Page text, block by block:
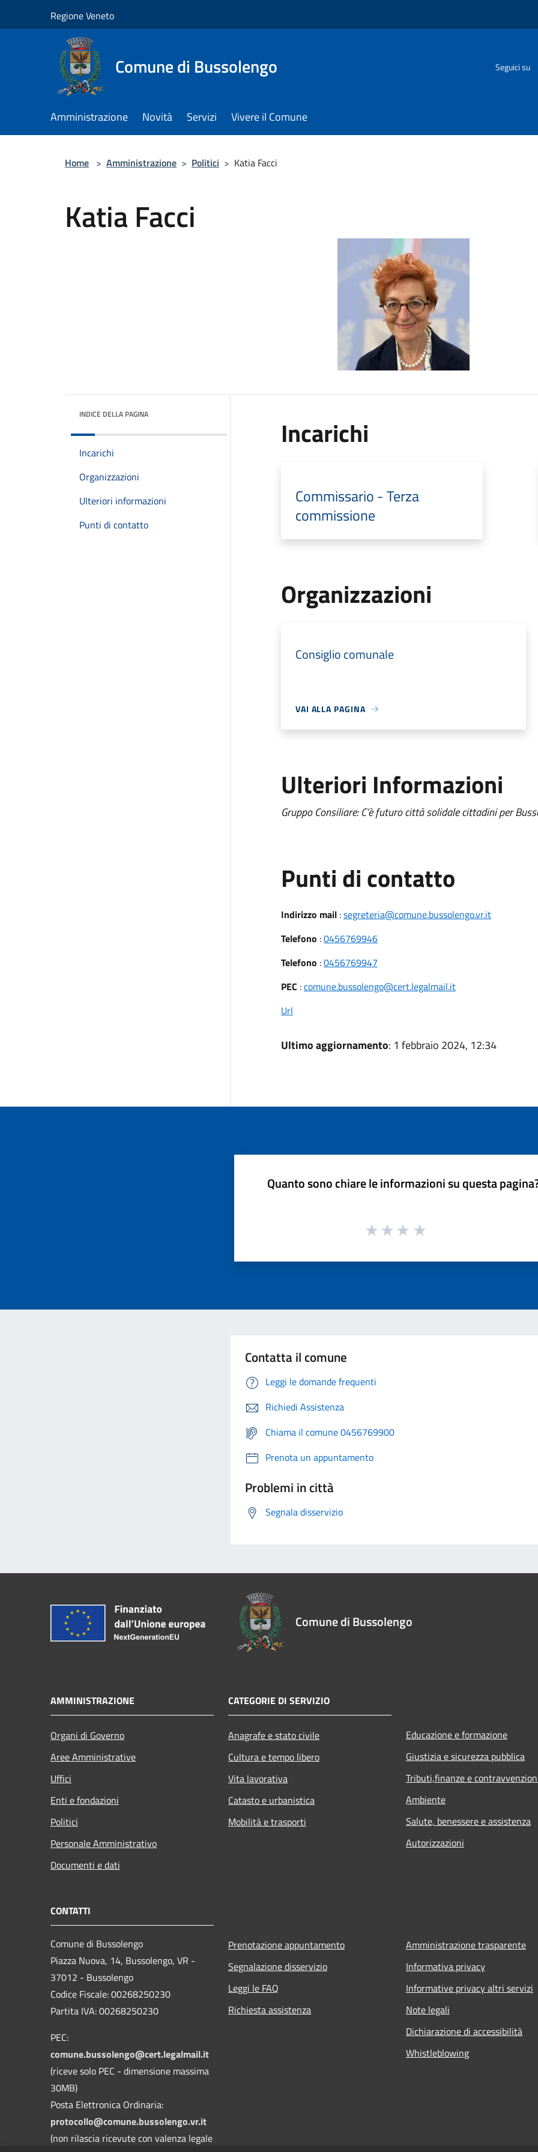
Regione Veneto
Comune di Bussolengo Seguici su
Amministrazione Novità Servizi Vivere il Comune
Home > Amministrazione > Politici > Katia Facci
Katia Facci
INDICE DELLA PAGINA
Incarichi
Organizzazioni
Ulteriori informazioni
Punti di contatto
Incarichi
Commissario - Terza
commissione
Organizzazioni
Consiglio comunale
VAI ALLA PAGINA
Ulteriori Informazioni
Gruppo Consiliare: C’è futuro città solidale cittadini per
Punti di contatto
Indirizzo mail:segreteria@comune.bussolengo.vr.it
Telefono :0456769946
Telefono :0456769947
PEC :comune.bussolengo@cert.legalmail.it
Url
Ultimo aggiornamento: 1 febbraio 2024, 12:34
Quanto sono chiare le informazioni su questa
Contatta il comune
Leggi le domande frequenti
Richiedi Assistenza
Chiama il comune 0456769900
Prenota un appuntamento
Problemi in città
Segnala disservizio
Comune di Bussolengo
AMMINISTRAZIONE
Organi di Governo
Aree Amministrative
Uffici
Enti e fondazioni
Politici
Personale Amministrativo
Documenti e dati
CATEGORIE DI SERVIZIO
Anagrafe e stato civile
Cultura e tempo libero
Vita lavorativa
Catasto e urbanistica
Mobilità e trasporti
Educazione e formazione
Giustizia e sicurezza pubblica
Tributi,finanze e
Ambiente
Salute, benessere e assistenza
Autorizzazioni
CONTATTI
Comune di Bussolengo
Piazza Nuova, 14, Bussolengo, VR -
37012 - Bussolengo
Codice Fiscale: 00268250230
Partita IVA: 00268250230
PEC:
comune.bussolengo@cert.legalmail.it
(riceve solo PEC - dimensione massima
30MB)
Posta Elettronica Ordinaria:
protocollo@comune.bussolengo.vr.it
(non rilascia ricevute con valenza legale
Prenotazione appuntamento
Segnalazione disservizio
Leggi le FAQ
Richiesta assistenza
Amministrazione trasparente
Informativa privacy
Informative privacy altri servizi
Note legali
Dichiarazione di accessibilità
Whistleblowing